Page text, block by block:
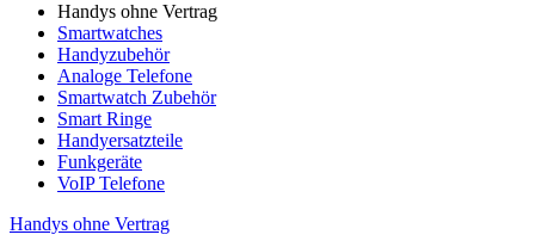
Handys ohne Vertrag
Smartwatches
Handyzubehör
Analoge Telefone
Smartwatch Zubehör
Smart Ringe
Handyersatzteile
Funkgeräte
VoIP Telefone
Handys ohne Vertrag